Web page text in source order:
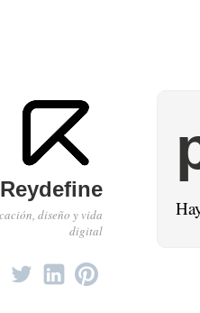
Reydefine
diseño y vida
digital